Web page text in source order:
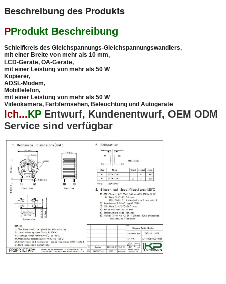
Beschreibung des Produkts
PProdukt Beschreibung
Schleifkreis des Gleichspannungs-Gleichspannungswandlers,
mit einer Breite von mehr als 10 mm,
LCD-Geräte, OA-Geräte,
mit einer Leistung von mehr als 50 W
Kopierer,
ADSL-Modem,
Mobiltelefon,
mit einer Leistung von mehr als 50 W
Videokamera, Farbfernsehen, Beleuchtung und Autogeräte
Ich...KP Entwurf, Kundenentwurf, OEM ODM
Service sind verfügbar